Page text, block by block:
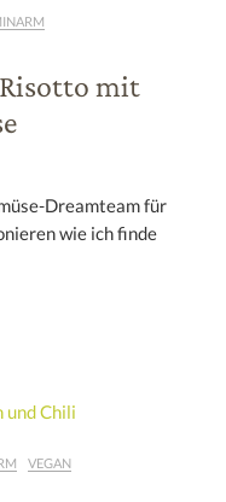
mit
Dreamteam für
wie ich finde
VEGAN